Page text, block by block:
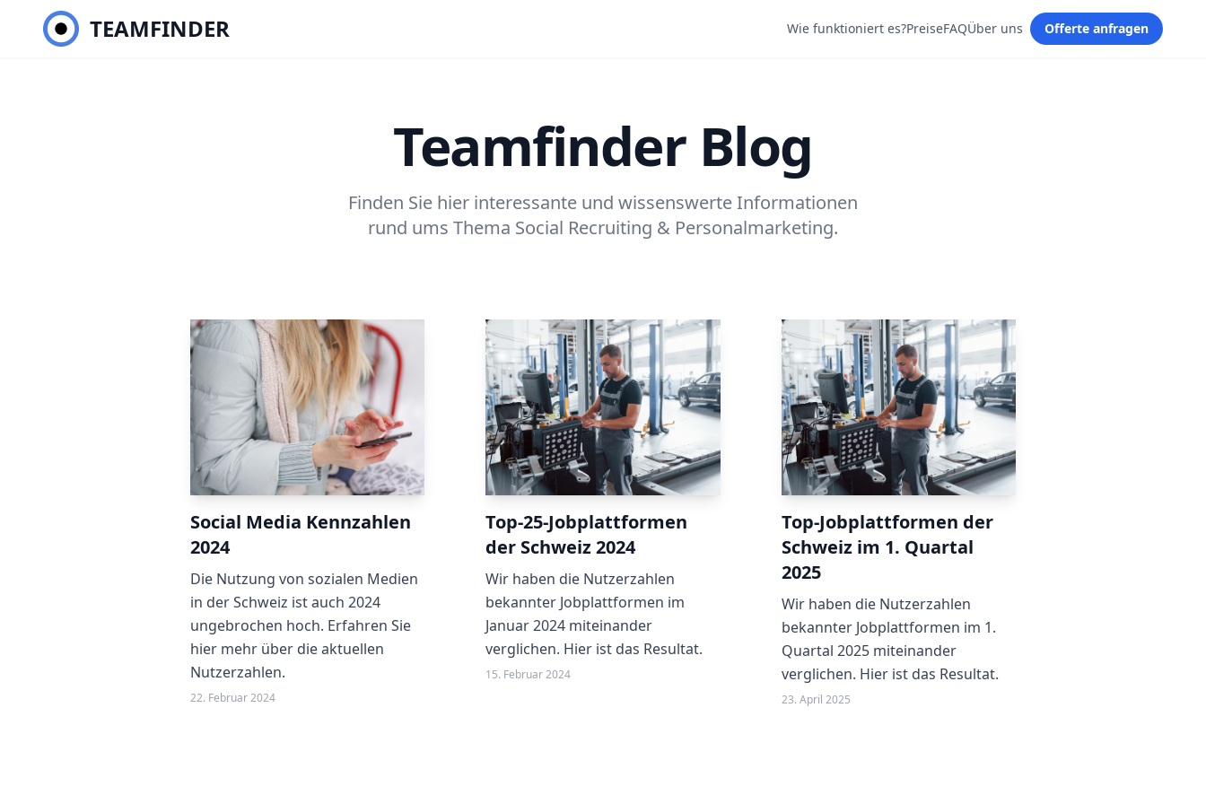
TEAMFINDER Wie funktioniert es?PreiseFAQÜber uns Offerte anfragen
Teamfinder Blog
Finden Sie hier interessante und wissenswerte Informationen
rund ums Thema Social Recruiting & Personalmarketing.
Social Media Kennzahlen
2024
Die Nutzung von sozialen Medien
in der Schweiz ist auch 2024
ungebrochen hoch. Erfahren Sie
hier mehr über die aktuellen
Nutzerzahlen.
22. Februar 2024
Top-25-Jobplattformen
der Schweiz 2024
Wir haben die Nutzerzahlen
bekannter Jobplattformen im
Januar 2024 miteinander
verglichen. Hier ist das Resultat.
15. Februar 2024
Top-Jobplattformen der
Schweiz im 1. Quartal
2025
Wir haben die Nutzerzahlen
bekannter Jobplattformen im 1.
Quartal 2025 miteinander
verglichen. Hier ist das Resultat.
23. April 2025